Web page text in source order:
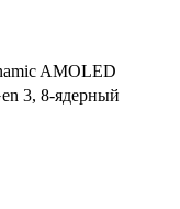
AMOLED
3, 8-ядерный